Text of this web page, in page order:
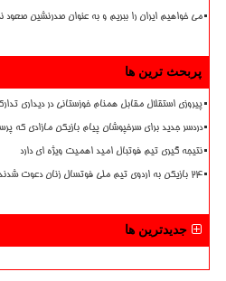
می خواهیم ایران را ببریم و به عنوان صدرنشین صعود
پربحث ترین ها
پیروزی استقلال مقابل همنام خوزستانی در دیداری
دردسر جدید برای سرخپوشان پیام بازیکن مازادی که
نتیجه گیری تیم فوتبال امید اهمیت ویژه ای دارد
۲۴ بازیکن به اردوی تیم ملی فوتسال زنان دعوت شدند
جدیدترین ها